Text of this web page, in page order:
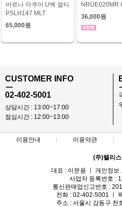
바르나 아쿠아 U백 멀티
PSLH147 MLT
65,000원
NRUE020MR
36,000원
CUSTOMER INFO
ㅡ
02-402-5001
상담시간 : 13:00~17:00
점심시간 : 12:00~13:00
이용안내 이용약관
(주)랠리
대표 : 이문용 ㅣ 개인정보
사업자 등록번호 :
통신판매업신고번호 :
전화 : 02-402-5001 ㅣ
주소 : 서울시 강동구 천